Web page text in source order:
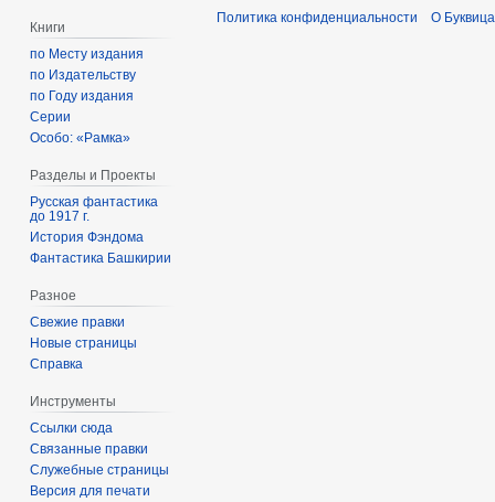
Книги
по Месту издания
по Издательству
по Году издания
Серии
Особо: «Рамка»
Разделы и Проекты
Русская фантастика
до 1917 г.
История Фэндома
Фантастика Башкирии
Разное
Свежие правки
Новые страницы
Справка
Инструменты
Ссылки сюда
Связанные правки
Служебные страницы
Версия для печати
Политика конфиденциальности О Буквица